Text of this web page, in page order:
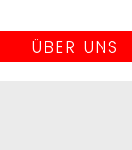
ÜBER UNS